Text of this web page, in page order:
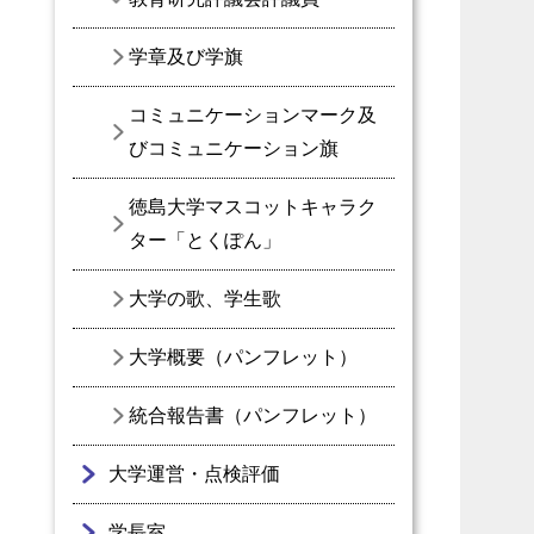
学章及び学旗
コミュニケーションマーク及
びコミュニケーション旗
徳島大学マスコットキャラク
ター「とくぽん」
大学の歌、学生歌
大学概要（パンフレット）
統合報告書（パンフレット）
大学運営・点検評価